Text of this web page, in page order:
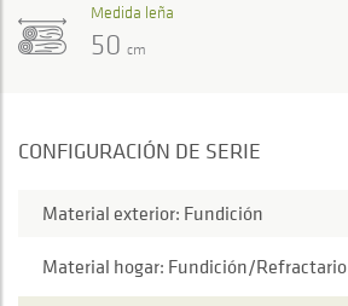
Medida leña
50 cm
CONFIGURACIÓN DE SERIE
Material exterior: Fundición
Material hogar: Fundición/Refractario